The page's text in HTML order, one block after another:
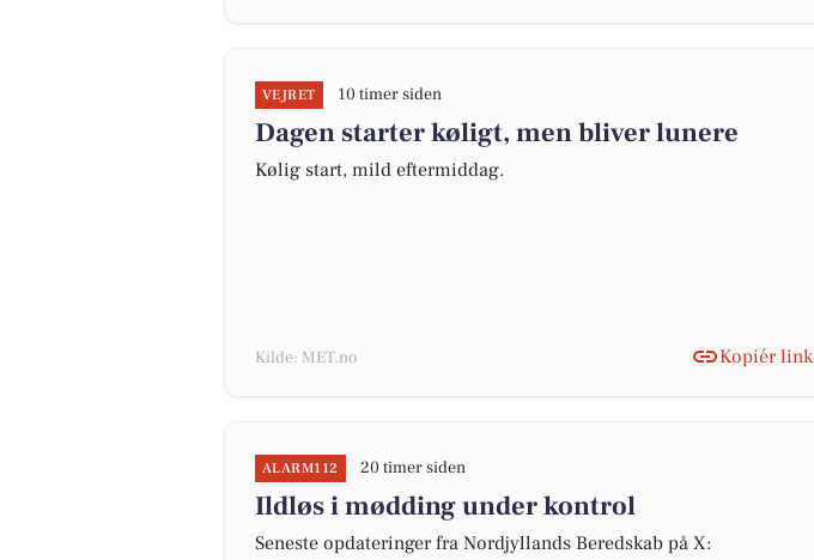
VEJRET 10 timer siden
Dagen starter køligt, men bliver lunere
Kølig start, mild eftermiddag.
Kilde: MET.no Kopiér link
ALARM112 20 timer siden
Ildløs i mødding under kontrol
Seneste opdateringer fra Nordjyllands Beredskab på X: